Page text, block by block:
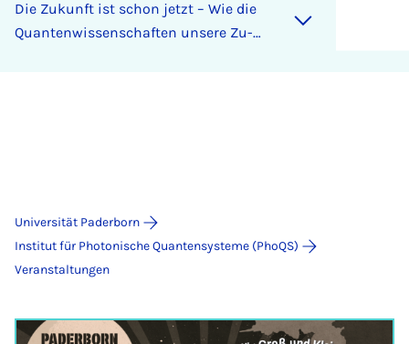
Die Zu­kunft ist schon jetzt – Wie die
Quan­ten­wis­sen­schaf­ten un­se­re Zu­
Universität Paderborn
Institut für Photonische Quantensysteme (PhoQS)
Veranstaltungen